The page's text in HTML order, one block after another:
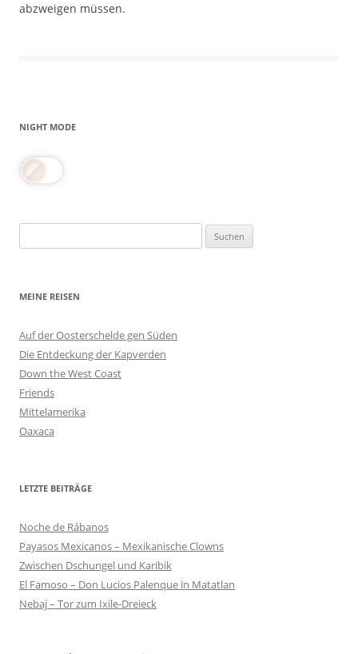
abzweigen müssen.
NIGHT MODE
nach:
MEINE REISEN
Auf der Oosterschelde gen Süden
Die Entdeckung der Kapverden
Down the West Coast
Friends
Mittelamerika
Oaxaca
LETZTE BEITRÄGE
Noche de Rábanos
Payasos Mexicanos – Mexikanische Clowns
Zwischen Dschungel und Karibik
El Famoso – Don Lucios Palenque in Matatlan
Nebaj – Tor zum Ixile-Dreieck